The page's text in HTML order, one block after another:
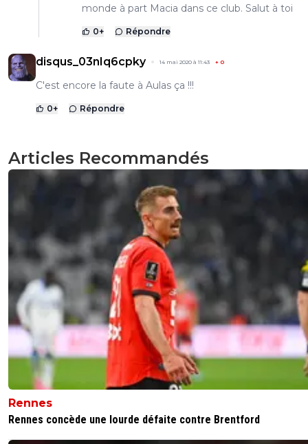
monde à part Macia dans ce club. Salut à toi
0+ Répondre
disqus_03nIq6cpky 14 mai 2020 à 11:43 + 0
C'est encore la faute à Aulas ça !!!
0+ Répondre
Articles Recommandés
Rennes
Rennes concède une lourde défaite contre Brentford